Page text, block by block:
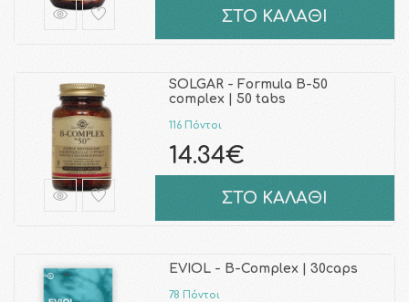
ΣΤΟ ΚΑΛΑΘΙ
SOLGAR - Formula B-50
complex | 50 tabs
116 Πόντοι
14.34€
ΣΤΟ ΚΑΛΑΘΙ
EVIOL - B-Complex | 30caps
78 Πόντοι